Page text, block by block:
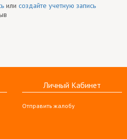
или создайте учетную запись
Личный Кабинет
Отправить жалобу